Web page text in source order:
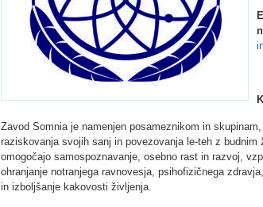
Zavod Somnia je namenjen posameznikom in
raziskovanja svojih sanj in povezovanja le-teh z budnim
omogočajo samospoznavanje, osebno rast in razvoj,
ohranjanje notranjega ravnovesja, psihofizičnega
in izboljšanje kakovosti življenja.